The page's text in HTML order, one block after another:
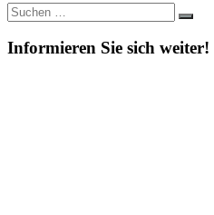
Suche
nach:
Informieren Sie sich weiter!